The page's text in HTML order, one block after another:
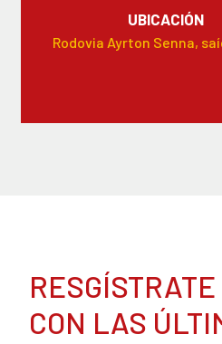
UBICACIÓN
Rodovia Ayrton Senna,
CON LAS